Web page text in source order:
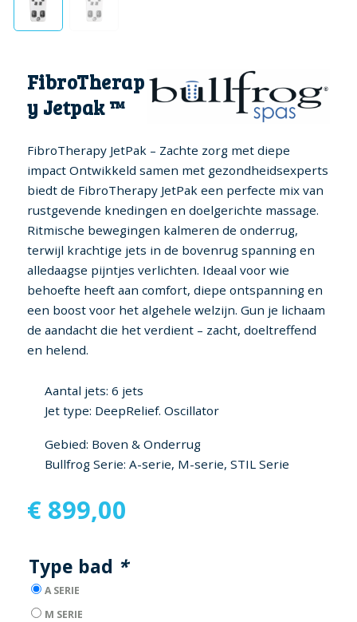
FibroTherap
y Jetpak ™
FibroTherapy JetPak – Zachte zorg met diepe
impact Ontwikkeld samen met gezondheidsexperts
biedt de FibroTherapy JetPak een perfecte mix van
rustgevende knedingen en doelgerichte massage.
Ritmische bewegingen kalmeren de onderrug,
terwijl krachtige jets in de bovenrug spanning en
alledaagse pijntjes verlichten. Ideaal voor wie
behoefte heeft aan comfort, diepe ontspanning en
een boost voor het algehele welzijn. Gun je lichaam
de aandacht die het verdient – zacht, doeltreffend
en helend.
Aantal jets: 6 jets
Jet type: DeepRelief. Oscillator
Gebied: Boven & Onderrug
Bullfrog Serie: A-serie, M-serie, STIL Serie
€ 899,00
Type bad *
A SERIE
M SERIE